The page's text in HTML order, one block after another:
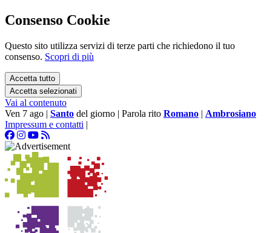
Consenso Cookie
Questo sito utilizza servizi di terze parti che richiedono il tuo
consenso. Scopri di più
Accetta tutto
Accetta selezionati
Vai al contenuto
Ven 7 ago | Santo del giorno | Parola rito Romano | Ambrosiano
Impressum e contatti |